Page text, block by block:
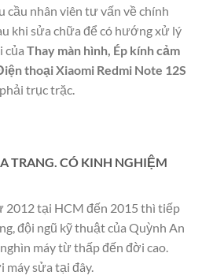
cầu nhân viên tư vấn về chính
khi sửa chữa để có hướng xử lý
của Thay màn hình, Ép kính cảm
thoại Xiaomi Redmi Note 12S
trục trặc.
TRANG. CÓ KINH NGHIỆM
tại HCM đến 2015 thì tiếp
đội ngũ kỹ thuật của Quỳnh An
máy từ thấp đến đời cao.
máy sửa tại đây.